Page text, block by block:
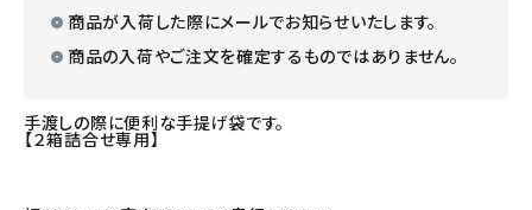
商品が入荷した際にメールでお知らせいたします。
商品の入荷やご注文を確定するものではありません。
手渡しの際に便利な手提げ袋です。
【２箱詰合せ専用】